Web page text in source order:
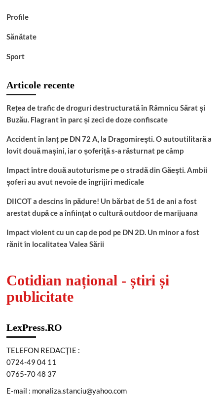
Profile
Sănătate
Sport
Articole recente
Rețea de trafic de droguri destructurată în Râmnicu Sărat și
Buzău. Flagrant în parc și zeci de doze confiscate
Accident în lanț pe DN 72 A, la Dragomirești. O autoutilitară a
lovit două mașini, iar o șoferiță s-a răsturnat pe câmp
Impact între două autoturisme pe o stradă din Găești. Ambii
șoferi au avut nevoie de îngrijiri medicale
DIICOT a descins în pădure! Un bărbat de 51 de ani a fost
arestat după ce a înființat o cultură outdoor de marijuana
Impact violent cu un cap de pod pe DN 2D. Un minor a fost
rănit în localitatea Valea Sării
Cotidian național - știri și
publicitate
LexPress.RO
TELEFON REDACŢIE :
0724-49 04 11
0765-70 48 37
E-mail : monaliza.stanciu@yahoo.com